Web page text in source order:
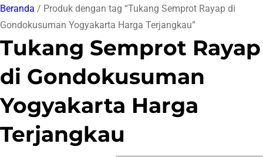
Beranda / Produk dengan tag “Tukang Semprot Rayap di
Gondokusuman Yogyakarta Harga Terjangkau”
Tukang Semprot Rayap
di Gondokusuman
Yogyakarta Harga
Terjangkau